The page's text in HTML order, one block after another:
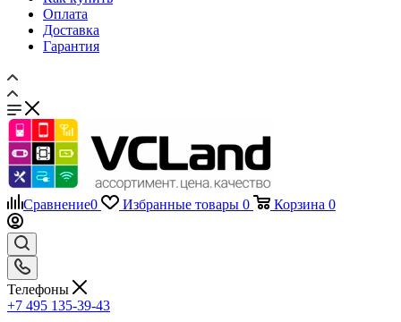
Сравнение 0 Избранные товары 0
Телефоны
+7 495 135-39-43
Каталог
Назад
Каталог